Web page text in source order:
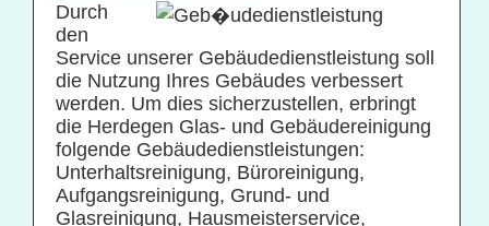
Durch
den
Service unserer Gebäudedienstleistung soll
die Nutzung Ihres Gebäudes verbessert
werden. Um dies sicherzustellen, erbringt
die Herdegen Glas- und Gebäudereinigung
folgende Gebäudedienstleistungen:
Unterhaltsreinigung, Büroreinigung,
Aufgangsreinigung, Grund- und
Glasreinigung, Hausmeisterservice,